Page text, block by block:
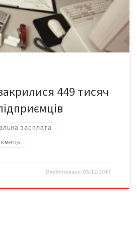
повідомляє РБК-Україна. Водночас, з
2017 […]
449 тисяч
зарплата
Опубліковано05/12/2017